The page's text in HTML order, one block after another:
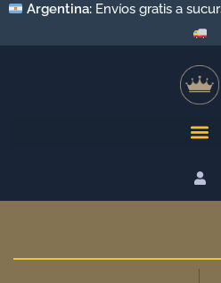
Argentina: Envíos gratis a